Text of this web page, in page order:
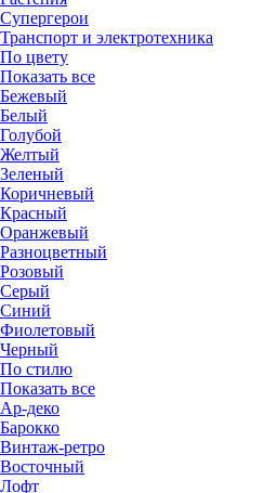
Супергерои
Транспорт и электротехника
По цвету
Показать все
Бежевый
Белый
Голубой
Желтый
Зеленый
Коричневый
Красный
Оранжевый
Разноцветный
Розовый
Серый
Синий
Фиолетовый
Черный
По стилю
Показать все
Ар-деко
Барокко
Винтаж-ретро
Восточный
Лофт